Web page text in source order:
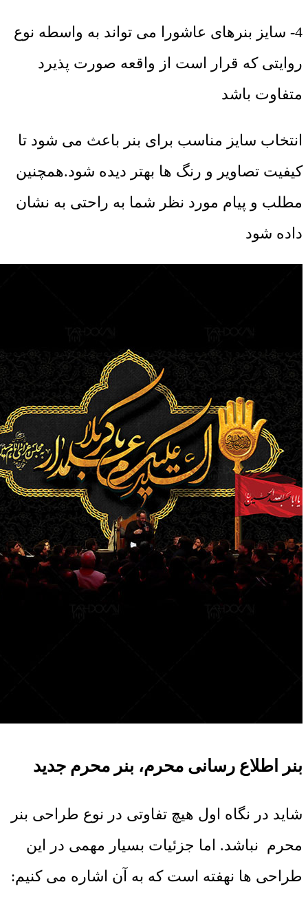
4- سایز بنرهای عاشورا می تواند به واسطه نوع
روایتی که قرار است از واقعه صورت پذیرد
متفاوت باشد
انتخاب سایز مناسب برای بنر باعث می شود تا
کیفیت تصاویر و رنگ ها بهتر دیده شود.همچنین
مطلب و پیام مورد نظر شما به راحتی به نشان
داده شود
بنر اطلاع رسانی محرم، بنر محرم جدید
شاید در نگاه اول هیچ تفاوتی در نوع طراحی بنر
محرم نباشد. اما جزئیات بسیار مهمی در این
طراحی ها نهفته است که به آن اشاره می کنیم: